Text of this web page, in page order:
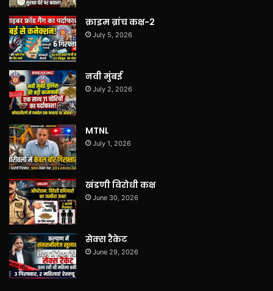
क्राइम ब्रांच कक्ष-2
July 5, 2026
नवी मुंबई
July 2, 2026
MTNL
July 1, 2026
खंडणी विरोधी कक्ष
June 30, 2026
सेक्स रैकेट
June 29, 2026